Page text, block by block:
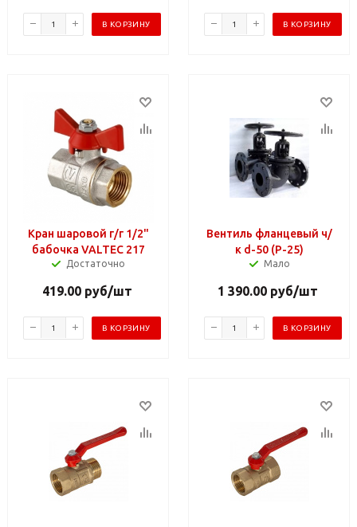
В КОРЗИНУ В КОРЗИНУ
Кран шаровой г/г 1/2"
бабочка VALTEC 217
Достаточно
419.00руб/шт
В КОРЗИНУ
Вентиль фланцевый ч/
к d-50 (Р-25)
Мало
1 390.00 руб/шт
В КОРЗИНУ